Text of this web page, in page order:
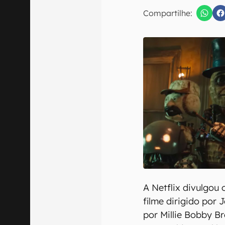
Compartilhe:
Confirmo que
A Netflix divulgou
filme dirigido por
por Millie Bobby